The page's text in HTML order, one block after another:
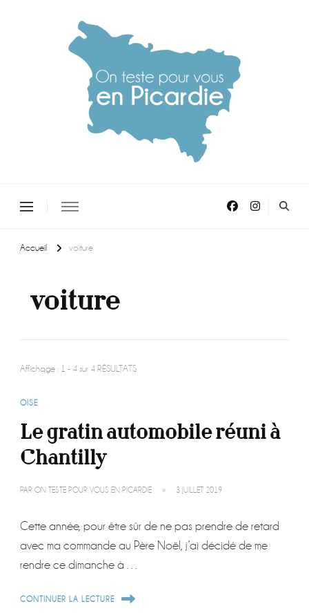
Accueil voiture
voiture
Affichage : 1 - 4 sur 4 RÉSULTATS
OISE
Le gratin automobile réuni à
Chantilly
PAR ON TESTE POUR VOUS EN PICARDIE 3 JUILLET 2019
Cette année, pour être sûr de ne pas prendre de retard
avec ma commande au Père Noël, j’ai décidé de me
rendre ce dimanche à …
CONTINUER LA LECTURE